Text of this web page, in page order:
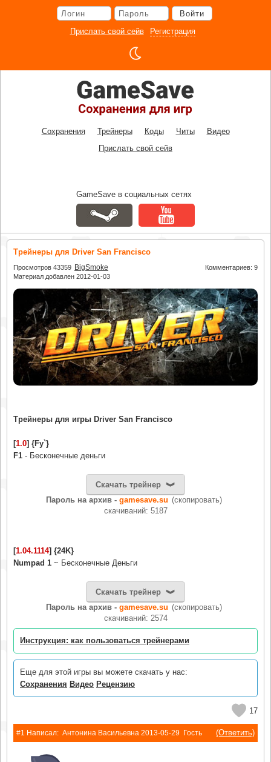
Войти
Прислать свой сейв
Регистрация
Сохранения Трейнеры Коды Читы
Видео
Прислать свой сейв
GameSave в социальных сетях
Трейнеры для Driver San Francisco
Просмотров 43359 BigSmoke
Материал добавлен 2012-01-03
Комментариев: 9
Трейнеры для игры Driver San Francisco
[1.0] {Fy`}
F1 - Бесконечные деньги
Скачать трейнер
Пароль на архив - gamesave.su (скопировать)
cкачиваний: 5187
[1.04.1114] {24K}
Numpad 1 ~ Бесконечные Деньги
Скачать трейнер
Пароль на архив - gamesave.su (скопировать)
cкачиваний: 2574
Инструкция: как пользоваться трейнерами
Еще для этой игры вы можете скачать у нас:
Сохранения Видео Рецензию
17
#1 Написал: Антонина Васильевна 2013-05-29 Гость (Ответить)